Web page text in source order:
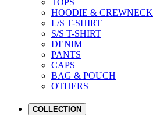
HOODIE & CREWNECK
L/S T-SHIRT
S/S T-SHIRT
DENIM
PANTS
CAPS
BAG & POUCH
OTHERS
COLLECTION